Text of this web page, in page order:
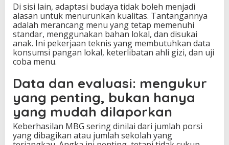
Di sisi lain, adaptasi budaya tidak boleh menjadi
alasan untuk menurunkan kualitas. Tantangannya
adalah merancang menu yang tetap memenuhi
standar, menggunakan bahan lokal, dan disukai
anak. Ini pekerjaan teknis yang membutuhkan data
konsumsi pangan lokal, keterlibatan ahli gizi, dan uji
coba menu.
Data dan evaluasi: mengukur
yang penting, bukan hanya
yang mudah dilaporkan
Keberhasilan MBG sering dinilai dari jumlah porsi
yang dibagikan atau jumlah sekolah yang